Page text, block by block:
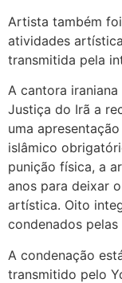
Artista também
atividades
transmitida pela
A cantora iraniana
Justiça do Irã a
uma
islâmico
punição física, a
anos para deixar
artística. Oito
condenados
A condenação
transmitido pelo